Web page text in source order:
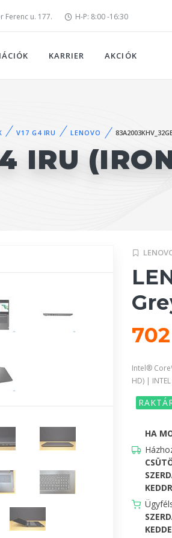
Ferenc u. 177. H-P: 8:00 -16:30
KARRIER AKCIÓK
V17 G4 IRU LENOVO
IRU
Intel®
HD) |
HA